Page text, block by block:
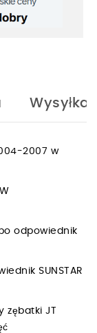
Wysyłka
2007 w
odpowiednik
SUNSTAR
zębatki JT